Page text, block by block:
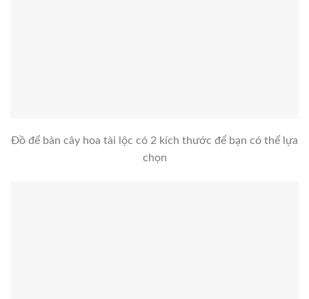
Đồ để bàn cây hoa tài lộc có 2 kích thước để bạn có thể lựa
chọn